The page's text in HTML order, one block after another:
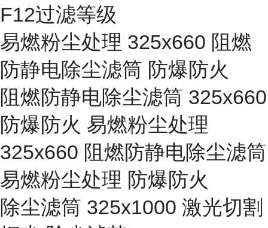
F12过滤等级
易燃粉尘处理 325x660 阻燃
防静电除尘滤筒 防爆防火
阻燃防静电除尘滤筒 325x660
防爆防火 易燃粉尘处理
325x660 阻燃防静电除尘滤筒
易燃粉尘处理 防爆防火
除尘滤筒 325x1000 激光切割